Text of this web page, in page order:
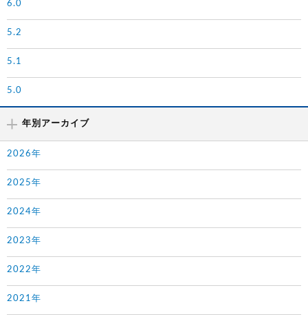
6.0
5.2
5.1
5.0
年別アーカイブ
2026年
2025年
2024年
2023年
2022年
2021年